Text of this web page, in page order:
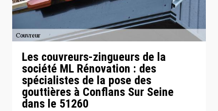
Les couvreurs-zingueurs de la
société ML Rénovation : des
spécialistes de la pose des
gouttières à Conflans Sur Seine
dans le 51260